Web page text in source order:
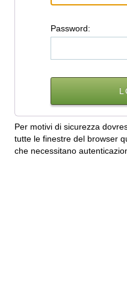
Password:
Per motivi di sicurezza
tutte le finestre del browser
che necessitano